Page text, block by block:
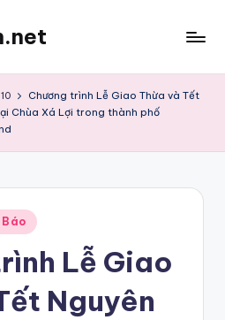
10
Chương trình Lễ Giao Thừa và Tết
Chùa Xá Lợi trong thành phố
Lễ Giao
Nguyên